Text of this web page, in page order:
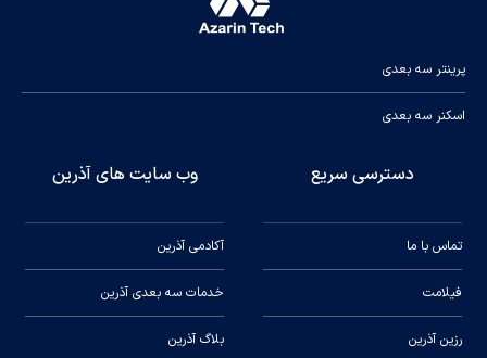
پرینتر سه بعدی
اسکنر سه بعدی
دسترسی سریع
تماس با ما
فیلامت
رزین آذرین
وب سایت های آذرین
آکادمی آذرین
خدمات سه بعدی آذرین
بلاگ آذرین